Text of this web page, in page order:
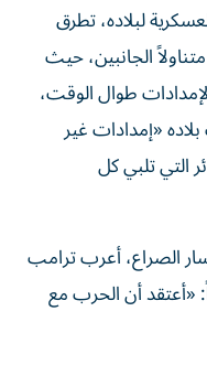
لبلاده، تطرق
الجانبين، حيث
طوال الوقت،
«إمدادات غير
التي تلبي كل
الصراع، أعرب ترامب
«أعتقد أن الحرب مع